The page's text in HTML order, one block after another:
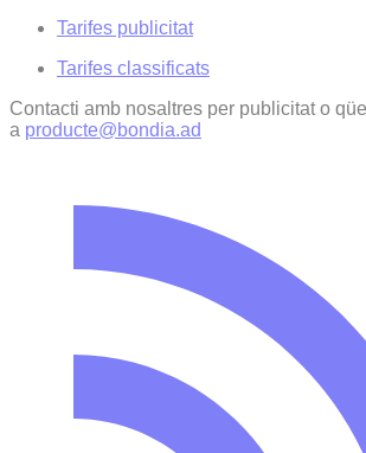
Tarifes publicitat
Tarifes classificats
Contacti amb nosaltres per publicitat o
a producte@bondia.ad